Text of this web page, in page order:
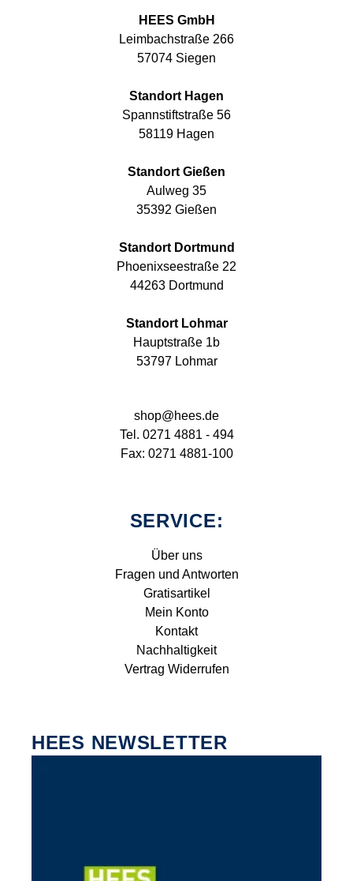
HEES GmbH
Leimbachstraße 266
57074 Siegen
Standort Hagen
Spannstiftstraße 56
58119 Hagen
Standort Gießen
Aulweg 35
35392 Gießen
Standort Dortmund
Phoenixseestraße 22
44263 Dortmund
Standort Lohmar
Hauptstraße 1b
53797 Lohmar
shop@hees.de
Tel. 0271 4881 - 494
Fax: 0271 4881-100
SERVICE:
Über uns
Fragen und Antworten
Gratisartikel
Mein Konto
Kontakt
Nachhaltigkeit
Vertrag Widerrufen
HEES NEWSLETTER